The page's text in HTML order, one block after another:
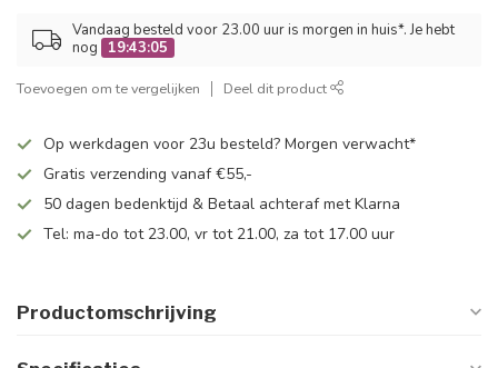
Vandaag besteld voor 23.00 uur is morgen in huis*. Je hebt
nog
19:43:05
Toevoegen om te vergelijken Deel dit product
Op werkdagen voor 23u besteld? Morgen verwacht*
Gratis verzending vanaf €55,-
50 dagen bedenktijd & Betaal achteraf met Klarna
Tel: ma-do tot 23.00, vr tot 21.00, za tot 17.00 uur
Productomschrijving